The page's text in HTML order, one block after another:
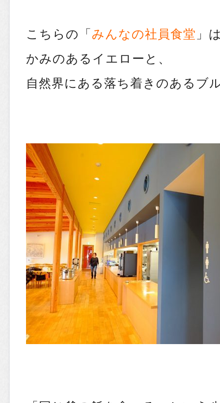
こちらの「みんなの社員食堂 」
かみのあるイエローと、
自然界にある落ち着きのあるブ